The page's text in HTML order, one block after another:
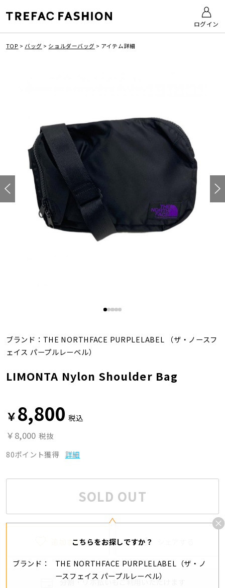
ログイン
TOP >バッグ > ショルダーバッグ > アイテム詳細
ブランド： THE NORTHFACE PURPLELABEL （ザ・ノースフ
ェイス パープルレーベル）
LIMONTA Nylon Shoulder Bag
￥8,800 税込
￥8,000 税抜
80ポイント獲得
詳細
SOLD OUT
こちらをお探しですか？
ブランド
THE NORTHFACE PURPLELABEL（ザ・ノ
ースフェイス パープルレーベル）
追加する
分割・リボ払いもご利用いただけます